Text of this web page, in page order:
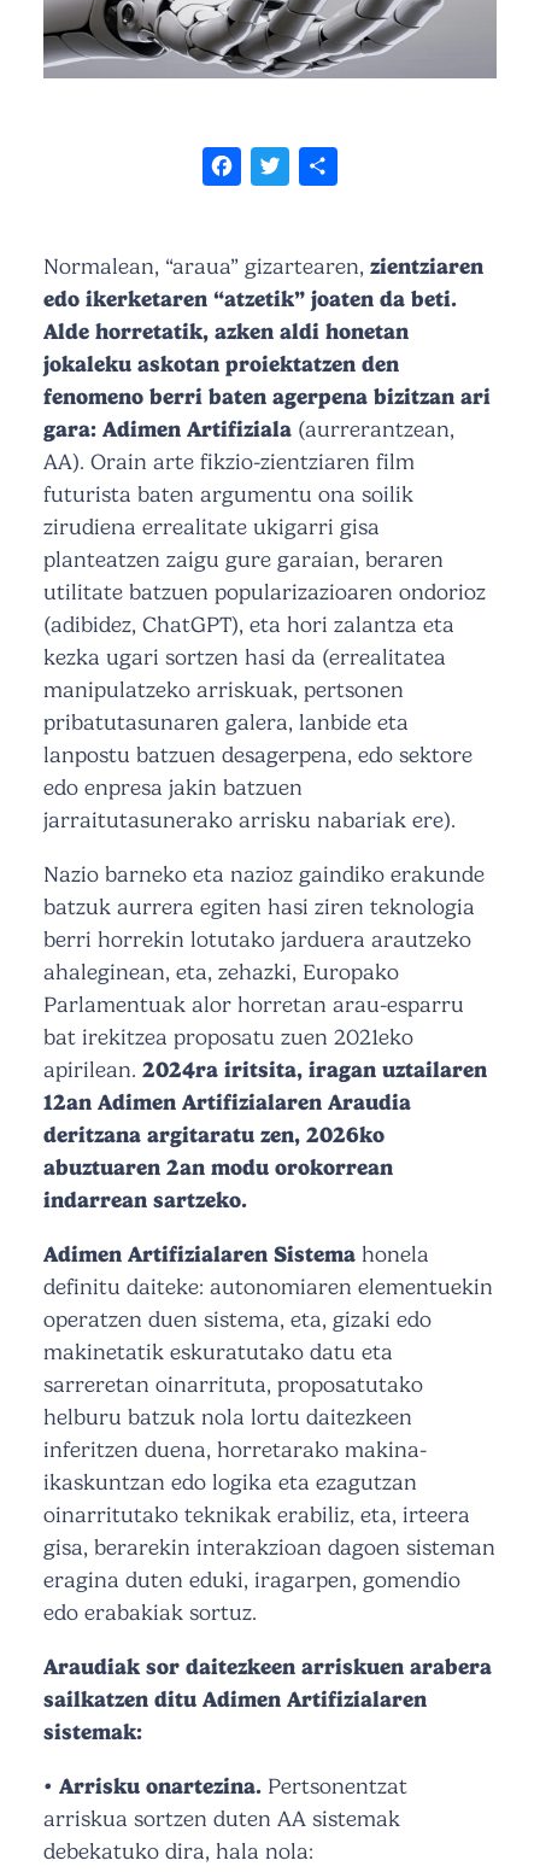
Facebook
Twitter
Normalean, “araua” gizartearen, zientziaren
edo ikerketaren “atzetik” joaten da beti.
Alde horretatik, azken aldi honetan
jokaleku askotan proiektatzen den
fenomeno berri baten agerpena bizitzan ari
gara: Adimen Artifiziala (aurrerantzean,
AA). Orain arte fikzio-zientziaren film
futurista baten argumentu ona soilik
zirudiena errealitate ukigarri gisa
planteatzen zaigu gure garaian, beraren
utilitate batzuen popularizazioaren ondorioz
(adibidez, ChatGPT), eta hori zalantza eta
kezka ugari sortzen hasi da (errealitatea
manipulatzeko arriskuak, pertsonen
pribatutasunaren galera, lanbide eta
lanpostu batzuen desagerpena, edo sektore
edo enpresa jakin batzuen
jarraitutasunerako arrisku nabariak ere).
Nazio barneko eta nazioz gaindiko erakunde
batzuk aurrera egiten hasi ziren teknologia
berri horrekin lotutako jarduera arautzeko
ahaleginean, eta, zehazki, Europako
Parlamentuak alor horretan arau-esparru
bat irekitzea proposatu zuen 2021eko
apirilean. 2024ra iritsita, iragan uztailaren
12an Adimen Artifizialaren Araudia
deritzana argitaratu zen, 2026ko
abuztuaren 2an modu orokorrean
indarrean sartzeko.
Adimen Artifizialaren Sistema honela
definitu daiteke: autonomiaren elementuekin
operatzen duen sistema, eta, gizaki edo
makinetatik eskuratutako datu eta
sarreretan oinarrituta, proposatutako
helburu batzuk nola lortu daitezkeen
inferitzen duena, horretarako makina-
ikaskuntzan edo logika eta ezagutzan
oinarritutako teknikak erabiliz, eta, irteera
gisa, berarekin interakzioan dagoen sisteman
eragina duten eduki, iragarpen, gomendio
edo erabakiak sortuz.
Araudiak sor daitezkeen arriskuen arabera
sailkatzen ditu Adimen Artifizialaren
sistemak:
• Arrisku onartezina. Pertsonentzat
arriskua sortzen duten AA sistemak
debekatuko dira, hala nola: